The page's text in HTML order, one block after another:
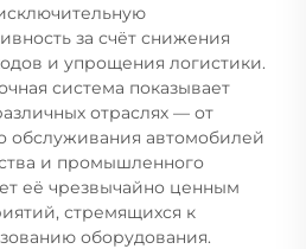
за счёт снижения
и упрощения логистики.
система показывает
отраслях — от
обслуживания автомобилей
и промышленного
её чрезвычайно ценным
стремящихся к
оборудования.